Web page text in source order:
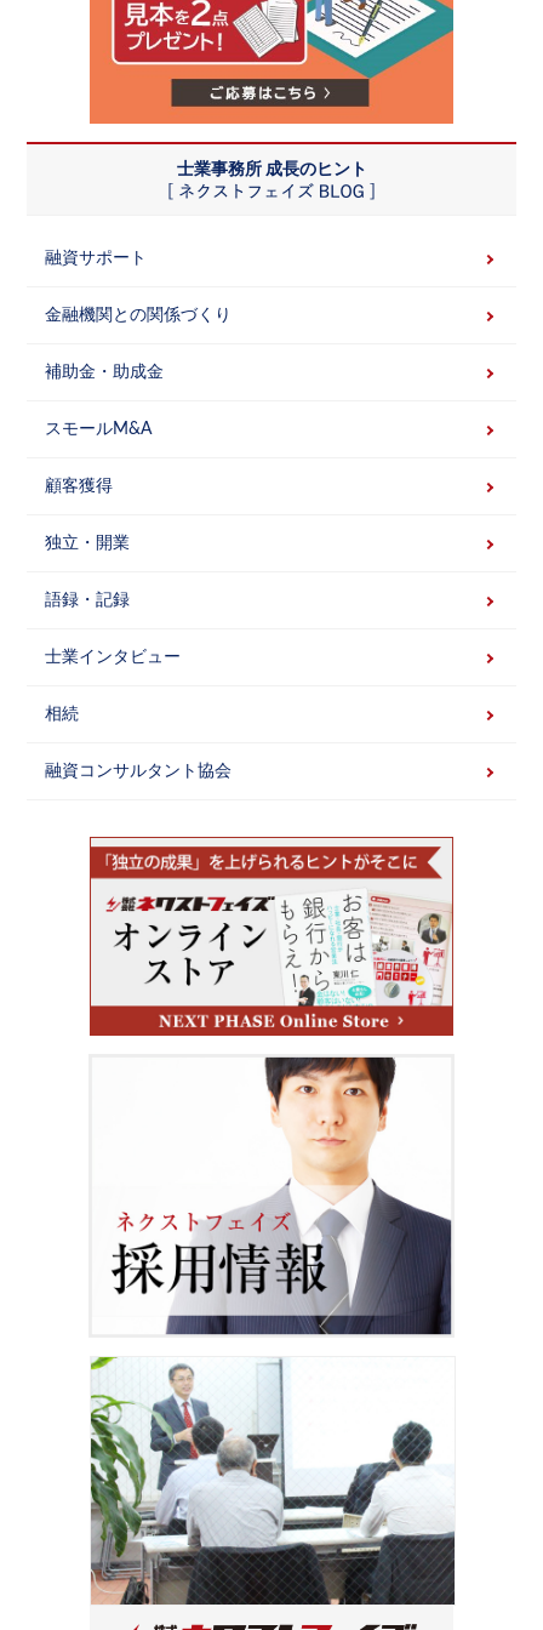
士業事務所 成長のヒント
融資サポート
金融機関との関係づくり
補助金・助成金
スモールM&A
顧客獲得
独立・開業
語録・記録
士業インタビュー
相続
融資コンサルタント協会